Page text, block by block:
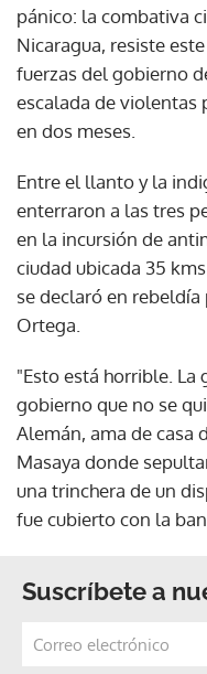
pánico: la combativa
Nicaragua, resiste
fuerzas del gobierno
escalada de violentas
en dos meses.
Entre el llanto y la
enterraron a las tres
en la incursión de
ciudad ubicada 35
se declaró en
Ortega.
"Esto está horrible. La
gobierno que no se
Alemán, ama de casa
Masaya donde
una trinchera de un
fue cubierto con la
Suscríbete a